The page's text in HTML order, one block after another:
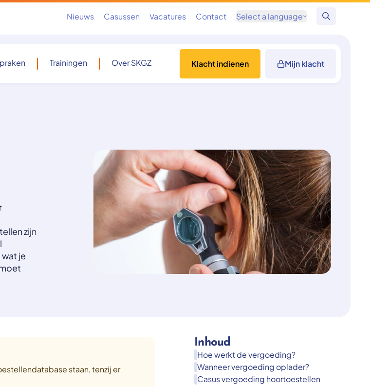
Nieuws Casussen Vacatures Contact Select a language
Zoeken
Trainingen Over SKGZ Klacht indienen Mijn klacht
zijn
je
staan, tenzij er
Inhoud
Hoe werkt de vergoeding?
Wanneer vergoeding oplader?
Casus vergoeding hoortoestellen